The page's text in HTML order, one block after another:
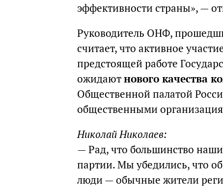
эффективности страны», —
Руководитель ОНФ,
считает, что активное
предстоящей работе
ожидаютнового качества
Общественной палатой
общественными
Николай Николаев:
— Рад, что большинство
партии. Мы убедились, что
люди — обычные жители